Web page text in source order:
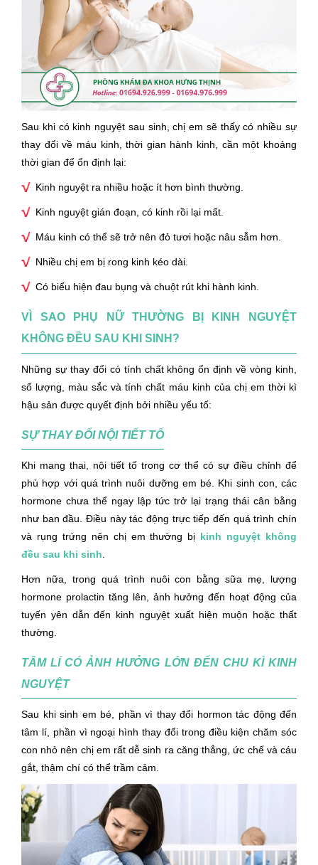
Sau khi có kinh nguyệt sau sinh, chị em sẽ thấy có nhiều sự
thay đổi về máu kinh, thời gian hành kinh, cần một khoảng
thời gian để ổn định lại:
Kinh nguyệt ra nhiều hoặc ít hơn bình thường.
Kinh nguyệt gián đoạn, có kinh rồi lại mất.
Máu kinh có thể sẽ trở nên đỏ tươi hoặc nâu sẫm hơn.
Nhiều chị em bị rong kinh kéo dài.
Có biểu hiện đau bụng và chuột rút khi hành kinh.
VÌ SAO PHỤ NỮ THƯỜNG BỊ KINH NGUYỆT
KHÔNG ĐỀU SAU KHI SINH?
Những sự thay đổi có tính chất không ổn định về vòng kinh,
số lượng, màu sắc và tính chất máu kinh của chị em thời kì
hậu sản được quyết định bởi nhiều yếu tố:
SỰ THAY ĐỔI NỘI TIẾT TỐ
Khi mang thai, nội tiết tố trong cơ thể có sự điều chỉnh để
phù hợp với quá trình nuôi dưỡng em bé. Khi sinh con, các
hormone chưa thể ngay lập tức trở lại trạng thái cân bằng
như ban đầu. Điều này tác động trực tiếp đến quá trình chín
và rụng trứng nên chị em thường bị kinh nguyệt không
đều sau khi sinh
Hơn nữa, trong quá trình nuôi con bằng sữa mẹ, lượng
hormone prolactin tăng lên, ảnh hưởng đến hoạt động của
tuyến yên dẫn đến kinh nguyệt xuất hiện muộn hoặc thất
thường.
TÂM LÍ CÓ ẢNH HƯỞNG LỚN ĐẾN CHU KÌ KINH
NGUYỆT
Sau khi sinh em bé, phần vì thay đổi hormon tác động đến
tâm lí, phần vì ngoại hình thay đổi trong điều kiện chăm sóc
con nhỏ nên chị em rất dễ sinh ra căng thẳng, ức chế và cáu
gắt, thậm chí có thể trầm cảm.